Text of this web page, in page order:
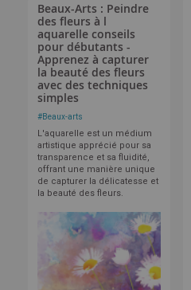
Beaux-Arts : Peindre
des fleurs à l
aquarelle conseils
pour débutants -
Apprenez à capturer
la beauté des fleurs
avec des techniques
simples
#Beaux-arts
L'aquarelle est un médium
artistique apprécié pour sa
transparence et sa fluidité,
offrant une manière unique
de capturer la délicatesse et
la beauté des fleurs.